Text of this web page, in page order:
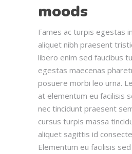
moods
Fames ac turpis egestas
aliquet nibh praesent
libero enim sed faucibus
egestas maecenas
posuere morbi leo urna.
at elementum eu facilisis
nec tincidunt praesent
cursus turpis massa
aliquet sagittis id
Elementum eu facilisis